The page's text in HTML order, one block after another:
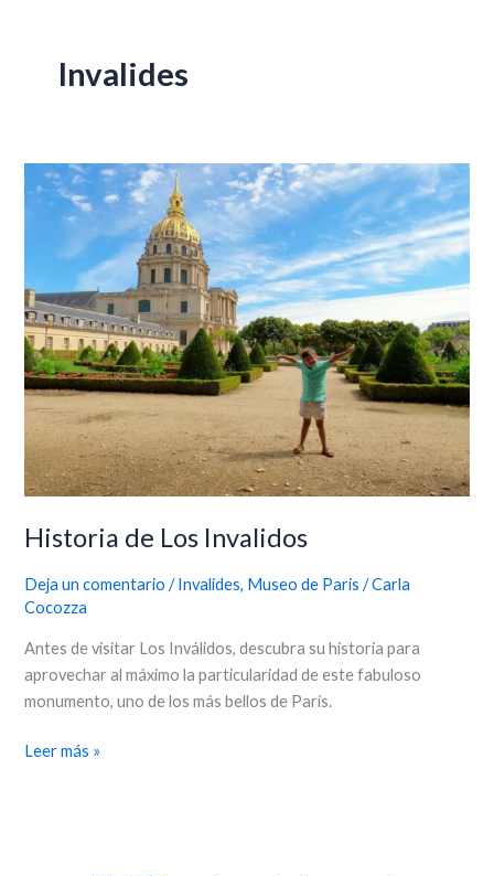
Invalides
Historia de Los Invalidos
Deja un comentario /Invalides, Museo de Paris /Carla
Cocozza
Antes de visitar Los Inválidos, descubra su historia para
aprovechar al máximo la particularidad de este fabuloso
monumento, uno de los más bellos de París.
Historia
Invalidos
Leer más »